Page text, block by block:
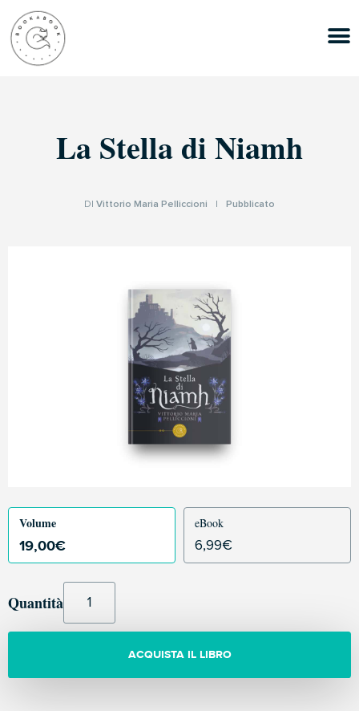
La Stella di Niamh
DI Vittorio Maria Pelliccioni Pubblicato
Volume
19,00€
eBook
6,99€
Quantità
ACQUISTA IL LIBRO